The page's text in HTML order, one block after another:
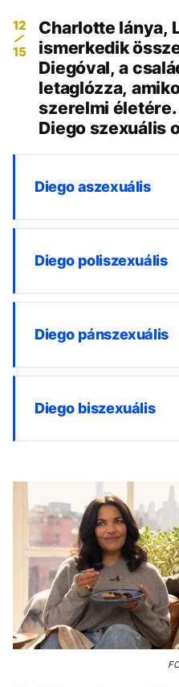
12
15
Charlotte lánya,
ismerkedik
Diegóval, a
letaglózza,
szerelmi
Diego szexuális
Diego aszexuális
Diego poliszexuális
Diego pánszexuális
Diego biszexuális